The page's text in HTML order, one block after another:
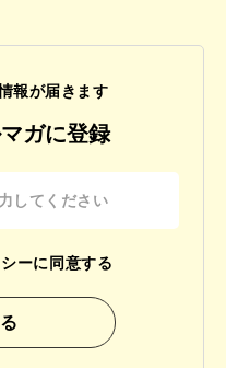
報が届きます
ガに登録
ーに同意する